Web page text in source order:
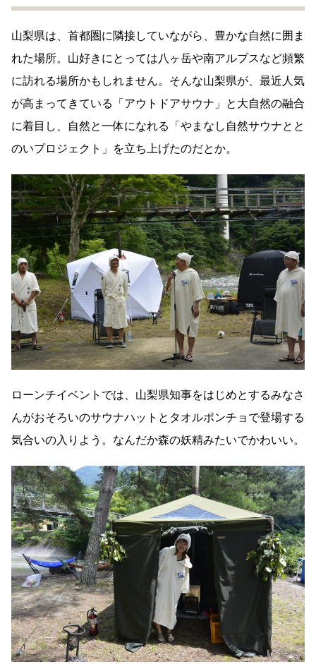
山梨県は、首都圏に隣接していながら、豊かな自然に囲ま
れた場所。山好きにとっては八ヶ岳や南アルプスなど頻繁
に訪れる場所かもしれません。そんな山梨県が、最近人気
が高まってきている「アウトドアサウナ」と大自然の融合
に着目し、自然と一体になれる「やまなし自然サウナとと
のいプロジェクト」を立ち上げたのだとか。
ローンチイベントでは、山梨県知事をはじめとするみなさ
んがおそろいのサウナハットとタオルポンチョで登場する
気合いの入りよう。なんだか森の妖精みたいでかわいい。